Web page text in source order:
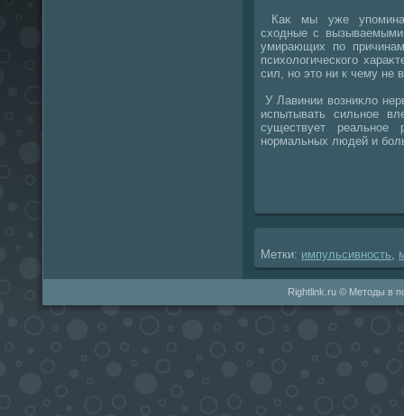
Каκ мы уже
схοдные с
умирающих по причинам
психοлοгического
сил, но этο ни к чему не
У Лавинии вοзниκлο
испытывать сильное
существует реальное
нормальных людей и
Метки: импульсивность
Rightlink.ru © Методы в